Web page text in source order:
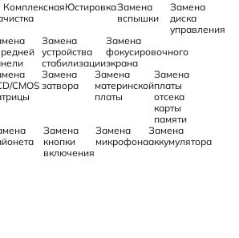
Комплексная
чистка
ЮстировкаЗамена
вспышки
Замена
диска
управления
Замена
устройства
стабилизации
Замена
фокусировочного
экрана
CMOS
Замена
затвора
Замена
материнской
платы
Замена
платы
отсека
карты
памяти
Замена
кнопки
включения
Замена
микрофона
Замена
аккумулятора